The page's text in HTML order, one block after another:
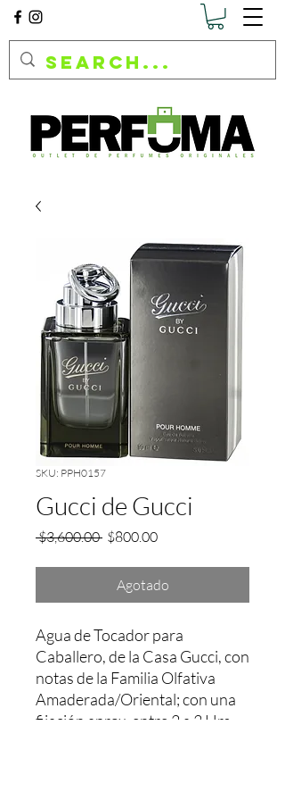
SKU: PPH0157
Gucci de Gucci
$3,600.00 Precio
$800.00Precio
oferta
Agotado
Agua de Tocador para
Caballero, de la Casa Gucci, con
notas de la Familia Olfativa
Amaderada/Oriental; con una
fijación aprox. entre 2 a 3 Hrs.